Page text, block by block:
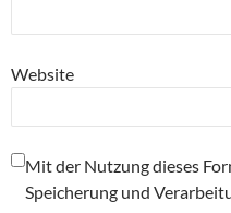
Website
Mit der Nutzung dieses
Speicherung und